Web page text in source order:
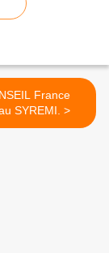
France
adhère au SYREMI. >